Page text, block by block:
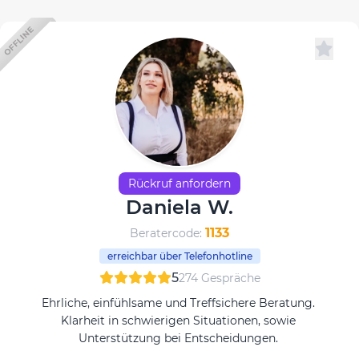
OFFLINE
Rückruf anfordern
Daniela W.
Beratercode: 1133
erreichbar über Telefonhotline
5274 Gespräche
Ehrliche, einfühlsame und Treffsichere Beratung.
Klarheit in schwierigen Situationen, sowie
Unterstützung bei Entscheidungen.